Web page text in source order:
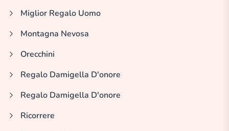
Miglior Regalo Uomo
Montagna Nevosa
Orecchini
Regalo Damigella D'onore
Regalo Damigella D'onore
Ricorrere